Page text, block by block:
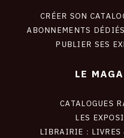
CRÉER SON
ABONNEMENTS
PUBLIER SES
LE
CATALOGUES
LES
LIBRAIRIE : LIVRES